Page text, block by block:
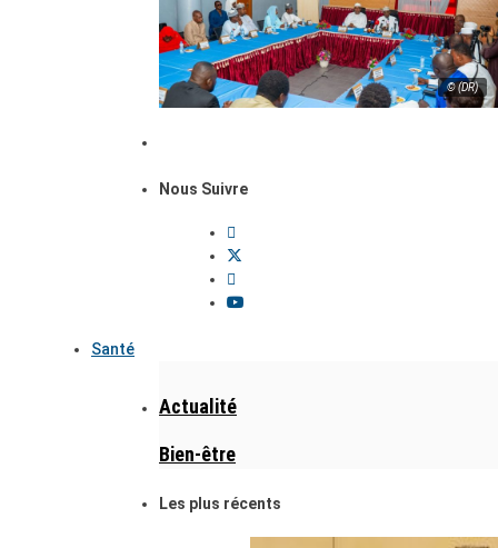
© (DR)
Nous Suivre
Santé
Actualité
Bien-être
Les plus récents